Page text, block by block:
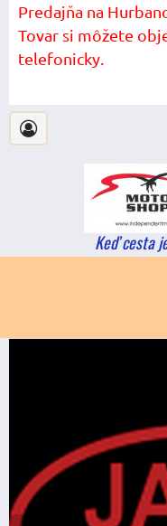
Predajňa na
Tovar si môžete
telefonicky.
Keď cesta